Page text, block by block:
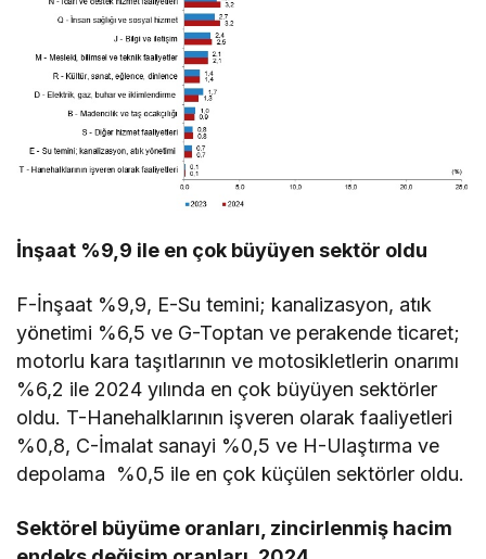
İnşaat %9,9 ile en çok büyüyen sektör oldu
F-İnşaat %9,9, E-Su temini; kanalizasyon, atık
yönetimi %6,5 ve G-Toptan ve perakende ticaret;
motorlu kara taşıtlarının ve motosikletlerin onarımı
%6,2 ile 2024 yılında en çok büyüyen sektörler
oldu. T-Hanehalklarının işveren olarak faaliyetleri
%0,8, C-İmalat sanayi %0,5 ve H-Ulaştırma ve
depolama %0,5 ile en çok küçülen sektörler oldu.
Sektörel büyüme oranları, zincirlenmiş hacim